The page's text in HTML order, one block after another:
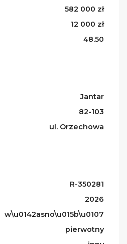
582 000 zł
12 000 zł
48.50
Jantar
82-103
ul. Orzechowa
R-350281
2026
w\u0142asno\u015b\u0107
pierwotny